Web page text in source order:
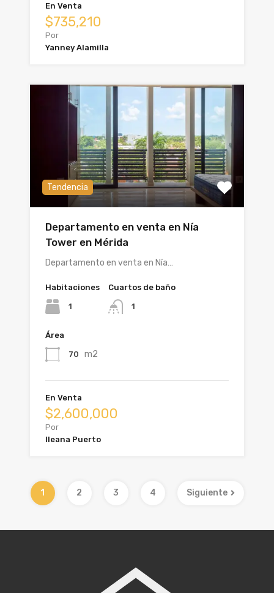
En Venta
$735,210
Por
Yanney Alamilla
Tendencia
Departamento en venta en Nía
Tower en Mérida
Departamento en venta en Nía…
Habitaciones
1
Cuartos de baño
1
Área
70 m2
En Venta
$2,600,000
Por
Ileana Puerto
1 2 3 4 Siguiente